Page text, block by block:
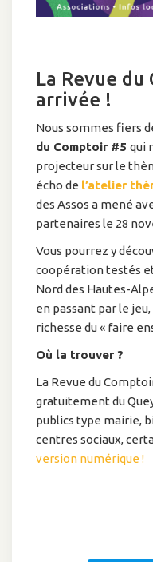
La Revue
arrivée !
Nous sommes fiers
du Comptoir #5 qui
projecteur sur le
écho de l’atelier
des Assos a mené
partenaires le 28
Vous pourrez y
coopération testés
Nord des Hautes-
en passant par le
richesse du « faire
Où la trouver ?
La Revue du
gratuitement du
publics type mairie,
centres sociaux,
version numérique !